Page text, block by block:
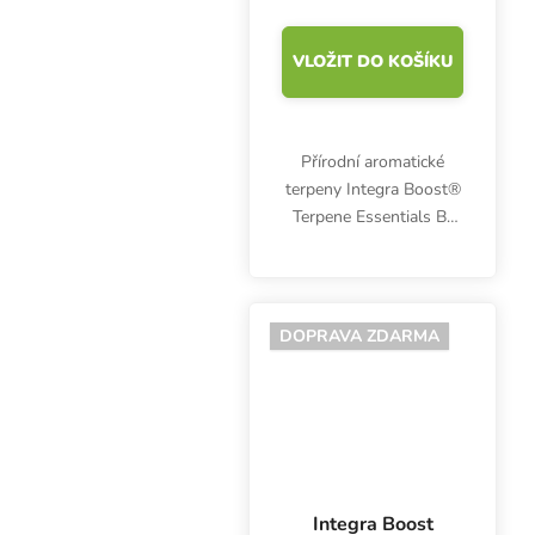
VLOŽIT DO KOŠÍKU
Přírodní aromatické
terpeny Integra Boost®
Terpene Essentials B-
černého pepře se
zemitým chuťovým
DOPRAVA ZDARMA
Integra Boost